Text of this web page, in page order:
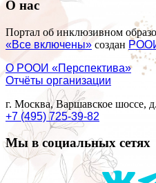
О нас
Портал об инклюзивном
«Все включены» создан
О РООИ «Перспектива»
Отчёты организации
г. Москва, Варшавское шоссе,
+7 (495) 725-39-82
Мы в социальных сетях